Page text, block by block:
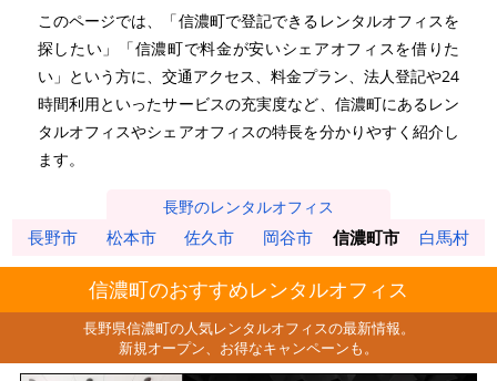
このページでは、「信濃町で登記できるレンタルオフィスを
探したい」「信濃町で料金が安いシェアオフィスを借りた
い」という方に、交通アクセス、料金プラン、法人登記や24
時間利用といったサービスの充実度など、信濃町にあるレン
タルオフィスやシェアオフィスの特長を分かりやすく紹介し
ます。
長野のレンタルオフィス
長野市 松本市 佐久市 岡谷市 信濃町市 白馬村
信濃町のおすすめレンタルオフィス
長野県信濃町の人気レンタルオフィスの最新情報。
新規オープン、お得なキャンペーンも。